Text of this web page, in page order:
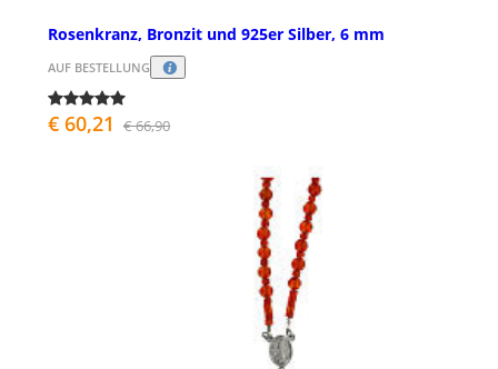
Rosenkranz, Bronzit und 925er Silber, 6 mm
AUF BESTELLUNG
€ 60,21 € 66,90